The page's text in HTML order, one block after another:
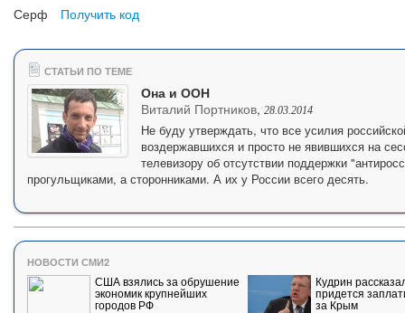
Серф
Получить код
СТАТЬИ ПО ТЕМЕ
Она и ООН
Виталий Портников, 28.03.2014
Не буду утверждать, что все усилия
воздержавшихся и просто не явившихся на
телевизору об отсутствии поддержки
прогульщиками, а сторонниками. А их у России всего десять.
НОВОСТИ СМИ2
США взялись за обрушение
экономик крупнейших
городов РФ
Кудрин
придется
за Крым